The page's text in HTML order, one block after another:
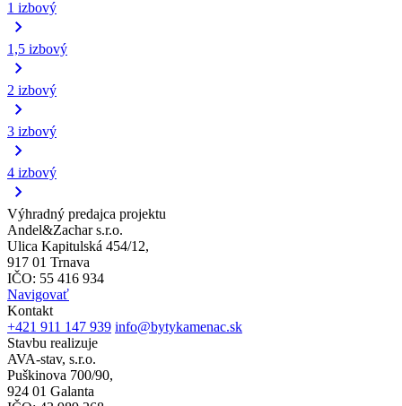
1 izbový
1,5 izbový
2 izbový
3 izbový
4 izbový
Výhradný predajca projektu
Andel&Zachar s.r.o.
Ulica Kapitulská 454/12,
917 01 Trnava
IČO: 55 416 934
Navigovať
Kontakt
+421 911 147 939 info@bytykamenac.sk
Stavbu realizuje
AVA-stav, s.r.o.
Puškinova 700/90,
924 01 Galanta